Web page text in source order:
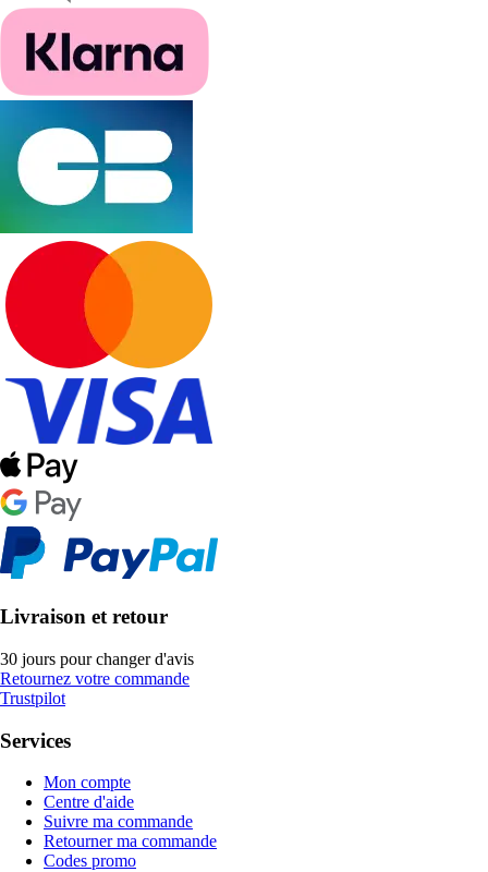
Livraison et retour
30 jours pour changer d'avis
Retournez votre commande
Trustpilot
Services
Mon compte
Centre d'aide
Suivre ma commande
Retourner ma commande
Codes promo